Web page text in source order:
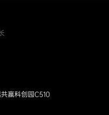
赢科创园C510